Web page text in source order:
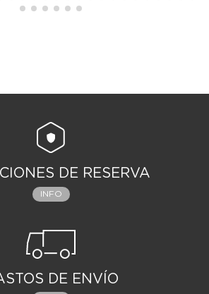
DE RESERVA
INFO
DE ENVÍO